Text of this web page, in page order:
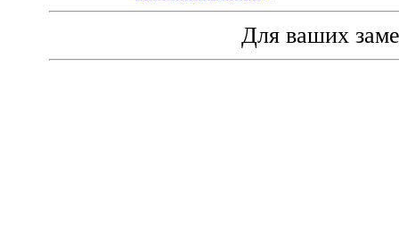
Для ваших